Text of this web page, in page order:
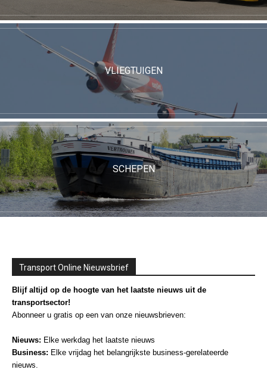
VLIEGTUIGEN
SCHEPEN
Transport Online Nieuwsbrief
Blijf altijd op de hoogte van het laatste nieuws uit de
transportsector!
Abonneer u gratis op een van onze nieuwsbrieven:
Nieuws: Elke werkdag het laatste nieuws
Business: Elke vrijdag het belangrijkste business-gerelateerde
nieuws.